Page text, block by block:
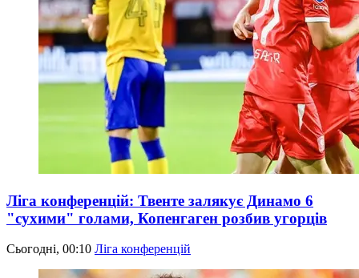
Ліга конференцій: Твенте залякує Динамо 6
"сухими" голами, Копенгаген розбив угорців
Сьогодні, 00:10 Ліга конференцій